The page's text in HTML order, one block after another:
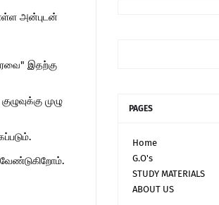
அன்புடன்
இதற்கு
முழு
PAGES
Home
G.O's
STUDY MATERIALS
ABOUT US